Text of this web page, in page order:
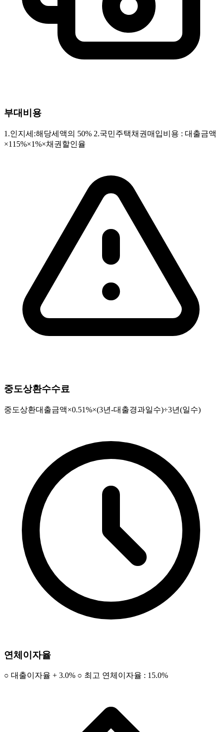
부대비용
1.인지세:해당세액의 50% 2.국민주택채권매입비용 : 대출금액
×115%×1%×채권할인율
중도상환수수료
중도상환대출금액×0.51%×(3년-대출경과일수)÷3년(일수)
연체이자율
○ 대출이자율 + 3.0% ○ 최고 연체이자율 : 15.0%